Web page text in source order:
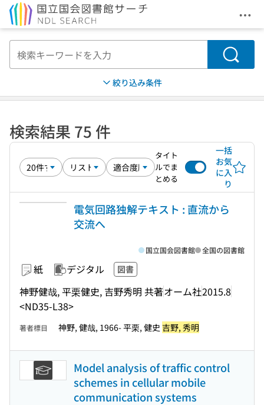
メ
検索
絞り込み条件
検索結果 75 件
タイト
ルでま
とめる
一括
お気
に入
り
電気回路独解テキスト : 直流から
交流へ
紙 デジタル 図書
神野健哉, 平栗健史, 吉野秀明 共著オーム社2015.8
<ND35-L38>
国立国会図書館 全国の図書館
著者標目 神野, 健哉, 1966- 平栗, 健史 吉野, 秀明
Model analysis of traffic control
schemes in cellular mobile
communication systems